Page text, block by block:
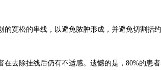
宽松的串线，以避免脓肿形成，并避免切割括约
去除挂线后仍有不适感。遗憾的是， 80%的患